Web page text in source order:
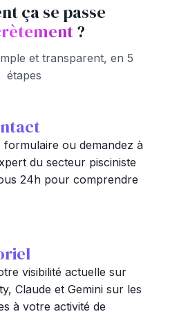
ça se passe
?
et transparent, en 5
étapes
formulaire ou demandez à
du secteur pisciniste
24h pour comprendre
visibilité actuelle sur
Claude et Gemini sur les
à votre activité de